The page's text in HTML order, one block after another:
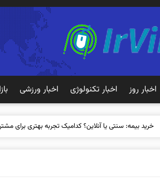
اخبار روز اخبار تکنولوژی اخبار ورزشی
خرید بیمه: سنتی یا آنلاین؟ کدامیک تجربه بهتری برای